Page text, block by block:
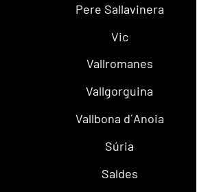
Pere Sallavinera
Vic
Vallromanes
Vallgorguina
Vallbona d´Anoia
Súria
Saldes